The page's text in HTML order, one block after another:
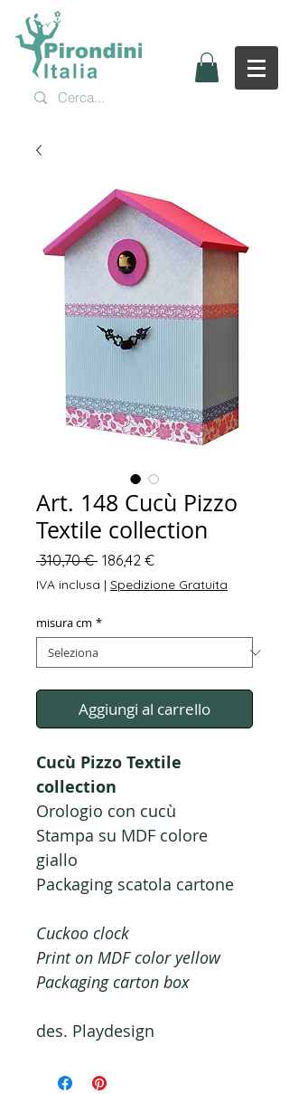
Art. 148 Cucù Pizzo
Textile collection
310,70 € Prezzo
regolare
186,42 €Prezzo
scontato
IVA inclusa | Spedizione Gratuita
misura cm *
Aggiungi al carrello
Cucù Pizzo Textile
collection
Orologio con cucù
Stampa su MDF colore
giallo
Packaging scatola cartone
Cuckoo clock
Print on MDF color yellow
Packaging carton box
des. Playdesign